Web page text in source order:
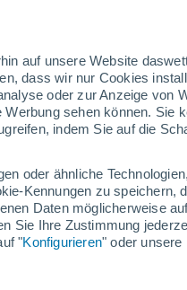
auf unsere Website
dass wir nur Cookies
oder zur Anzeige von
sehen können. Sie
indem Sie auf die
oder ähnliche
Kennungen zu speichern,
Daten möglicherweise
Sie Ihre Zustimmung
"Konfigurieren" oder unsere
dem Berg
im Tal